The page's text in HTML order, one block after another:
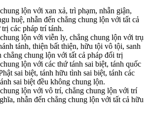
lộn với xan xả, trì phạm, nhẫn giận,
huệ, nhẫn đến chẳng chung lộn với tất cả
các pháp trí tánh.
lộn với viễn ly, chẳng chung lộn với trụ
tánh, thiện bất thiện, hữu tội vô tội, sanh
chẳng chung lộn với tất cả pháp đối trị
lộn với các thứ tánh sai biệt, tánh quốc
sai biệt, tánh hữu tình sai biệt, tánh các
sai biệt đều không chung lộn.
lộn với vô trí, chẳng chung lộn với trí
nhẫn đến chẳng chung lộn với tất cả hữu